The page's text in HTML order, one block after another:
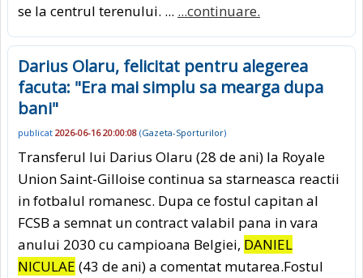
se la centrul terenului. ... ...continuare.
Darius Olaru, felicitat pentru alegerea
facuta: "Era mai simplu sa mearga dupa
bani"
publicat 2026-06-16 20:00:08 (Gazeta-Sporturilor)
Transferul lui Darius Olaru (28 de ani) la Royale
Union Saint-Gilloise continua sa starneasca reactii
in fotbalul romanesc. Dupa ce fostul capitan al
FCSB a semnat un contract valabil pana in vara
anului 2030 cu campioana Belgiei, DANIEL
NICULAE (43 de ani) a comentat mutarea.Fostul